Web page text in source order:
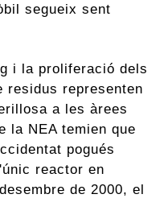
segueix sent
i la proliferació dels
residus representen
a les àrees
la NEA temien que
pogués
reactor en
de 2000, el